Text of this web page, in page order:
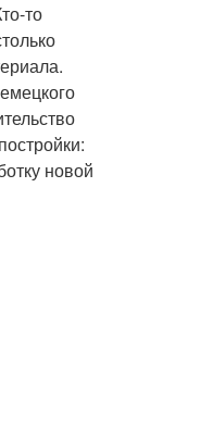
то
новой